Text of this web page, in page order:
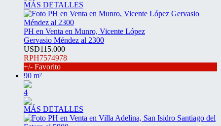
MÁS DETALLES
PH en Venta en Munro, Vicente López
Gervasio Méndez al 2300
USD115.000
RPH7574978
+/- Favorito
90 m²
4
MÁS DETALLES